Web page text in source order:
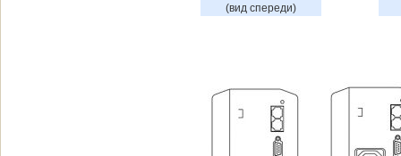
(вид спереди)